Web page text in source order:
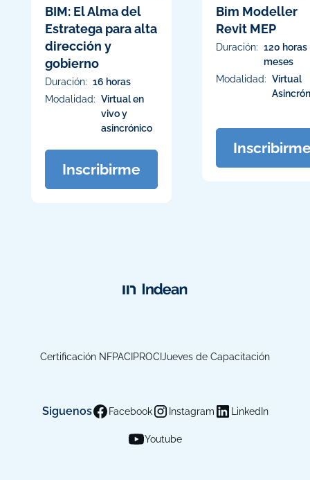
BIM: El Alma del
Estratega para alta
dirección y
gobierno
Duración: 16 horas
Modalidad: Virtual en
vivo y
asincrónico
Inscribirme
Bim Modeller
Revit MEP
Duración: 120 horas
meses
Modalidad: Virtual
Certificación NFPACIPROCI Jueves de Capacitación
Siguenos Facebook Instagram LinkedIn
Youtube